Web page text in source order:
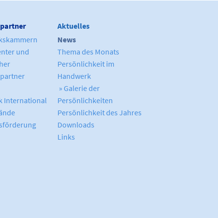
und
International
Aktuelles
News
Thema des Monats
Persönlichkeit im
Handwerk
» Galerie der
Persönlichkeiten
Persönlichkeit des Jahres
Downloads
Links